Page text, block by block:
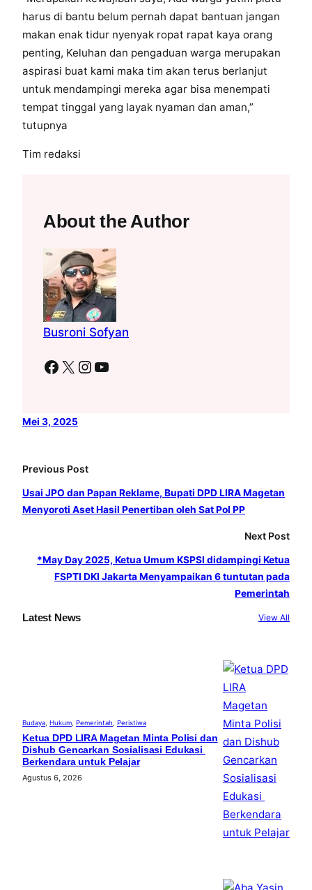
harus di bantu belum pernah dapat bantuan jangan
makan enak tidur nyenyak ropat rapat kaya orang
penting, Keluhan dan pengaduan warga merupakan
aspirasi buat kami maka tim akan terus berlanjut
untuk mendampingi mereka agar bisa menempati
tempat tinggal yang layak nyaman dan aman,”
tutupnya
Tim redaksi
About the Author
Busroni Sofyan
Facebook X Instagram YouTube
Mei 3, 2025
Previous Post
Usai JPO dan Papan Reklame, Bupati DPD LIRA Magetan
Menyoroti Aset Hasil Penertiban oleh Sat Pol PP
Next Post
*May Day 2025, Ketua Umum KSPSI didampingi Ketua
FSPTI DKI Jakarta Menyampaikan 6 tuntutan pada
Pemerintah
Latest News View All
Budaya Hukum Pemerintah Peristiwa
Ketua DPD LIRA Magetan Minta Polisi dan
Dishub Gencarkan Sosialisasi Edukasi
Berkendara untuk Pelajar
Agustus 6, 2026